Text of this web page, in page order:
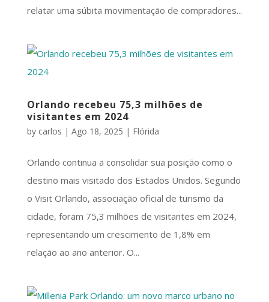
relatar uma súbita movimentação de compradores...
Orlando recebeu 75,3 milhões de
visitantes em 2024
by carlos | Ago 18, 2025 | Flórida
Orlando continua a consolidar sua posição como o
destino mais visitado dos Estados Unidos. Segundo
o Visit Orlando, associação oficial de turismo da
cidade, foram 75,3 milhões de visitantes em 2024,
representando um crescimento de 1,8% em
relação ao ano anterior. O...